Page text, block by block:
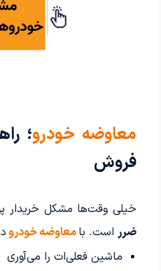
معاوضه خودرو؛
فروش
خیلی وقت‌ها مشکل
ضرراست. بامعاوضه خودرو
ماشین فعلی‌ات را می‌آوری